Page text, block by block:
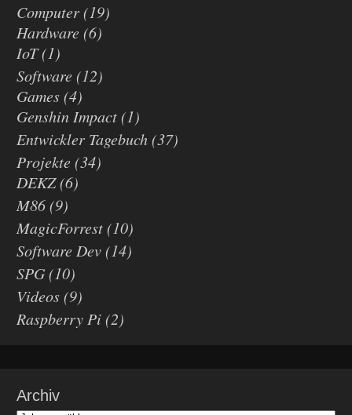
Computer(19)
Hardware(6)
IoT(1)
Software(12)
Games(4)
Genshin Impact(1)
Entwickler Tagebuch(37)
Projekte(34)
DEKZ(6)
M86(9)
MagicForrest(10)
Software Dev(14)
SPG(10)
Videos(9)
Raspberry Pi(2)
Archiv